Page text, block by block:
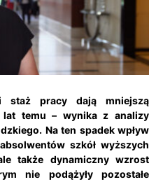
staż pracy dają mniejszą
lat temu – wynika z analizy
Na ten spadek wpływ
szkół wyższych
także dynamiczny wzrost
nie podążyły pozostałe